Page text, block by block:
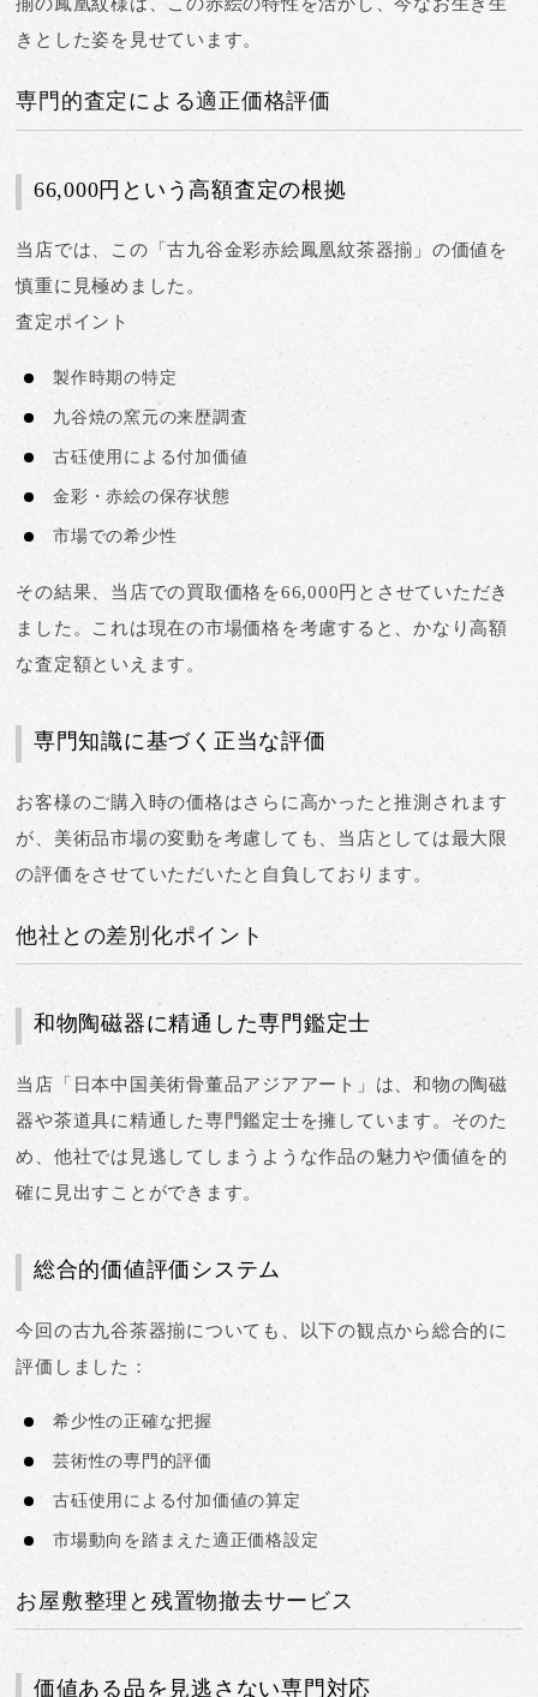
揃の鳳凰紋様は、この赤絵の特性を活かし、今なお生き生
きとした姿を見せています。
専門的査定による適正価格評価
66,000円という高額査定の根拠
当店では、この「古九谷金彩赤絵鳳凰紋茶器揃」の価値を
慎重に見極めました。
査定ポイント
製作時期の特定
九谷焼の窯元の来歴調査
古砡使用による付加価値
金彩・赤絵の保存状態
市場での希少性
その結果、当店での買取価格を66,000円 とさせていただき
ました。これは現在の市場価格を考慮すると、かなり高額
な査定額といえます。
専門知識に基づく正当な評価
お客様のご購入時の価格はさらに高かったと推測されます
が、美術品市場の変動を考慮しても、当店としては最大限
の評価をさせていただいた と自負しております。
他社との差別化ポイント
和物陶磁器に精通した専門鑑定士
当店「日本中国美術骨董品アジアアート」は、和物の陶磁
器や茶道具に精通した専門鑑定士を擁しています 。そのた
め、他社では見逃してしまうような作品の魅力や価値を的
確に見出すことができます。
総合的価値評価システム
今回の古九谷茶器揃についても、以下の観点から総合的に
評価しました：
希少性の正確な把握
芸術性の専門的評価
古砡使用 による付加価値の算定
市場動向 を踏まえた適正価格設定
お屋敷整理と残置物撤去サービス
価値ある品を見逃さない専門対応